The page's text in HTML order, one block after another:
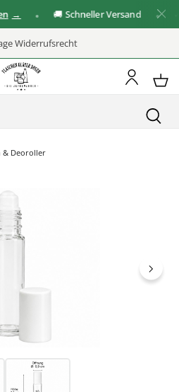
🚚 Schneller Versand ✓
Widerrufsrecht
& Deoroller